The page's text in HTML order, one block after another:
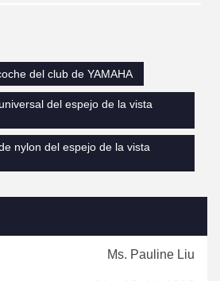
del club de YAMAHA
del espejo de la vista
nylon del espejo de la vista
Ms. Pauline Liu